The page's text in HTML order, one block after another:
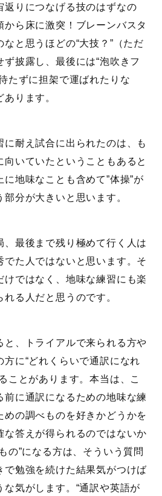
返りにつなげる技のはずなの
から床に激突！ブレーンバスタ
と思うほどの“大技？”（ただ
ず披露し、最後には“泡吹きフ
たずに担架で運ばれたりな
ります。
に耐え試合に出られたのは、も
向いていたということもあると
地味なことも含めて”体操”が
分が大きいと思います。
、最後まで残り極めて行く人は
でた人ではないと思います。そ
けではなく、地味な練習にも楽
る人だと思うのです。
と、トライアルで来られる方や
に“どれくらいで通訳になれ
ことがあります。本当は、こ
前に通訳になるための地味な練
めの調べものを好きかどうかを
な答えが得られるのではないか
の”になる方は、そういう質問
で勉強を続けた結果気がつけば
気がします。“通訳や英語が